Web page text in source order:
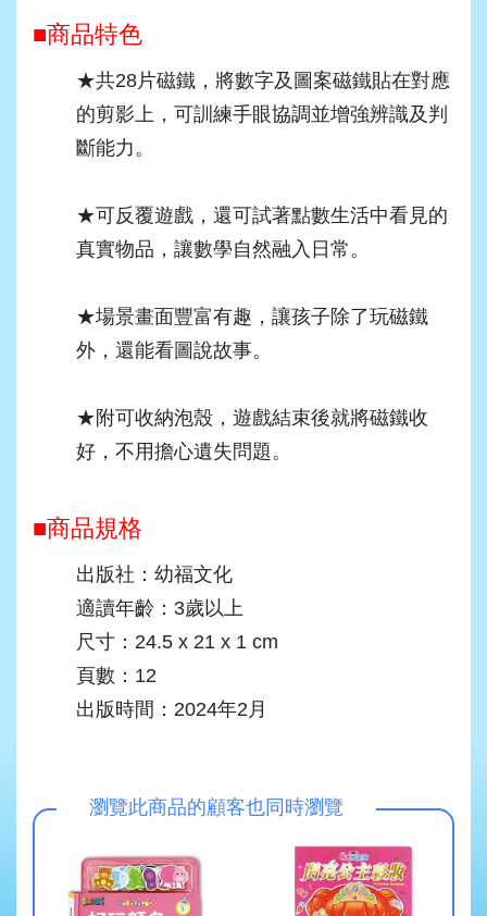
■商品特色
★共28片磁鐵，將數字及圖案磁鐵貼在對應
的剪影上，可訓練手眼協調並增強辨識及判
斷能力。
★可反覆遊戲，還可試著點數生活中看見的
真實物品，讓數學自然融入日常。
★場景畫面豐富有趣，讓孩子除了玩磁鐵
外，還能看圖說故事。
★附可收納泡殼，遊戲結束後就將磁鐵收
好，不用擔心遺失問題。
■商品規格
出版社：幼福文化
適讀年齡：3歲以上
尺寸：24.5 x 21 x 1 cm
頁數：12
出版時間：2024年2月
瀏覽此商品的顧客也同時瀏覽